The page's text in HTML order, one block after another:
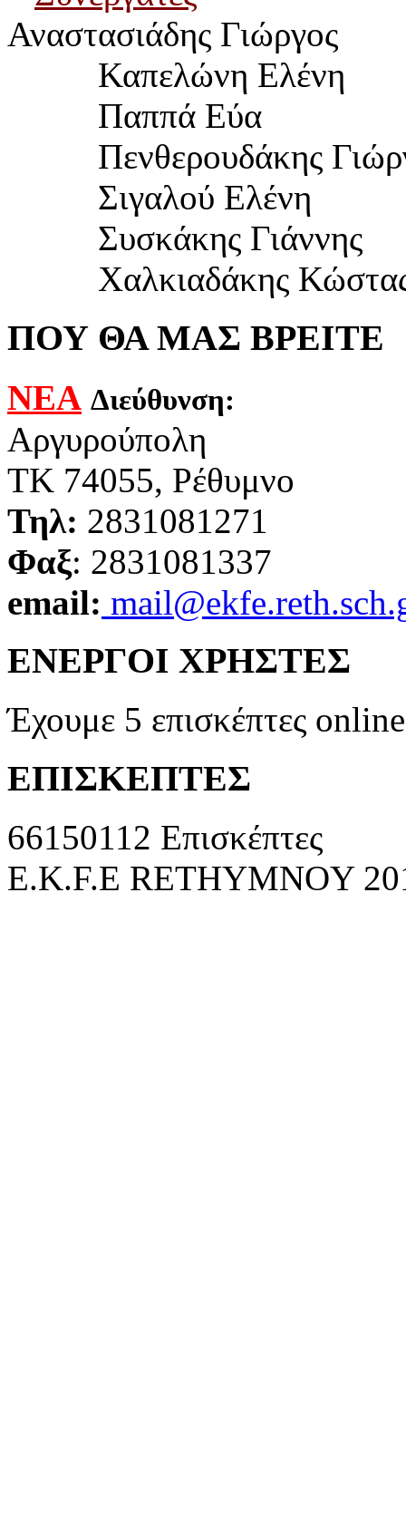
Αναστασιάδης Γιώργος
Καπελώνη Ελένη
Παππά Εύα
	  Πενθερουδ
άκης
Σιγαλού Ελένη
Συσκάκης Γιάννης
Χαλκιαδάκης
ΠΟΥ ΘΑ ΜΑΣ ΒΡΕΙΤΕ
ΝΕΑ Διεύθυνση:
Αργυρούπολη
ΤΚ 74055, Ρέθυμνο
Τηλ: 2831081271
Φαξ: 2831081337
email:
ΕΝΕΡΓΟΙ ΧΡΗΣΤΕΣ
Έχουμε 5 επισκέπτες online
ΕΠΙΣΚΕΠΤΕΣ
66150112 Επισκέπτες
E.K.F.E RETHYMNOY